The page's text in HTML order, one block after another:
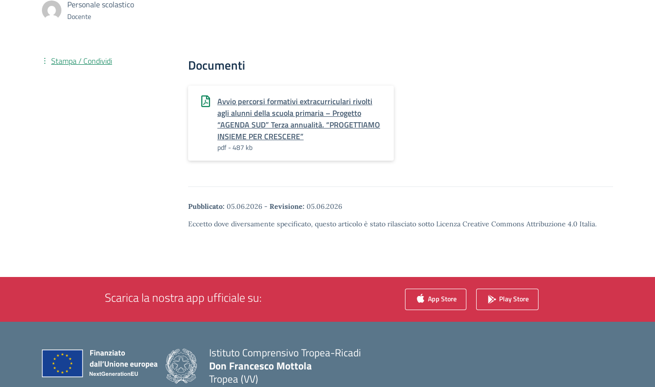
Personale scolastico
Docente
Documenti
Avvio percorsi formativi extracurriculari rivolti
agli alunni della scuola primaria – Progetto
“AGENDA SUD” Terza annualità. “PROGETTIAMO
INSIEME PER CRESCERE”
pdf - 487 kb
Pubblicato: 05.06.2026 - Revisione: 05.06.2026
Eccetto dove diversamente specificato, questo articolo è stato rilasciato sotto Licenza Creative Commons Attribuzione 4.0 Italia.
Stampa / Condividi
Scarica la nostra app ufficiale su: App Store Play Store
Istituto Comprensivo Tropea-Ricadi
Don Francesco Mottola
Tropea (VV)